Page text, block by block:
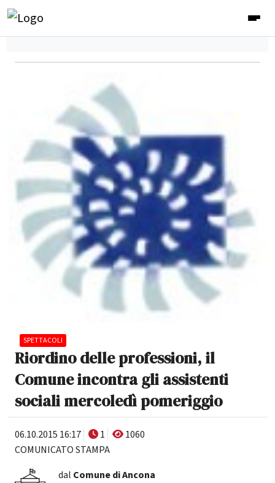
SPETTACOLI
Riordino delle professioni, il
Comune incontra gli assistenti
sociali mercoledì pomeriggio
06.10.2015 16:17 1
1060
COMUNICATO STAMPA
dal Comune di Ancona